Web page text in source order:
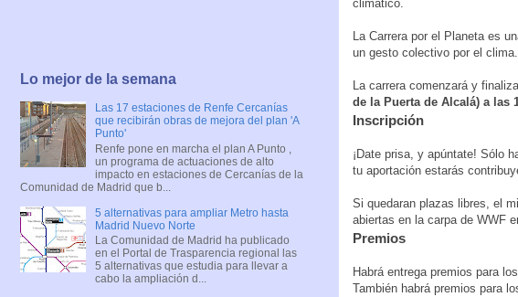
climático.
La Carrera por el Planeta es
un gesto colectivo por el clima.
La carrera comenzará y
de la Puerta de Alcalá) a las
Inscripción
¡Date prisa, y apúntate! Sólo
tu aportación estarás
Si quedaran plazas libres, el
abiertas en la carpa de WWF
Premios
Habrá entrega premios para los
También habrá premios para
Lo mejor de la semana
Las 17 estaciones de Renfe Cercanías
que recibirán obras de mejora del plan 'A
Punto'
Renfe pone en marcha el plan A Punto ,
un programa de actuaciones de alto
impacto en estaciones de Cercanías de la
Comunidad de Madrid que b...
5 alternativas para ampliar Metro hasta
Madrid Nuevo Norte
La Comunidad de Madrid ha publicado
en el Portal de Trasparencia regional las
5 alternativas que estudia para llevar a
cabo la ampliación d...